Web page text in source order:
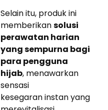
Selain itu, produk ini
memberikansolusi
perawatan harian
yang sempurna bagi
para pengguna
hijab, menawarkan
sensasi
kesegaran instan yang